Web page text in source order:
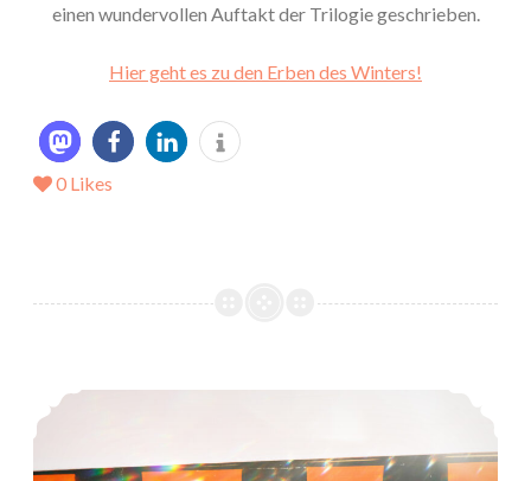
einen wundervollen Auftakt der Trilogie geschrieben.
Hier geht es zu den Erben des Winters!
0 Likes
*Mein LeseMai 2022*